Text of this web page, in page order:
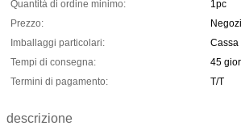
Quantità di ordine minimo:
1pc
Prezzo:
Imballaggi particolari:
Cassa
Tempi di consegna:
45
Termini di pagamento:
T/T
descrizione